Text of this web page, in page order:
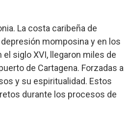
La costa caribeña de
momposina y en los
siglo XVI, llegaron miles de
de Cartagena. Forzadas a
y su espiritualidad. Estos
durante los procesos de